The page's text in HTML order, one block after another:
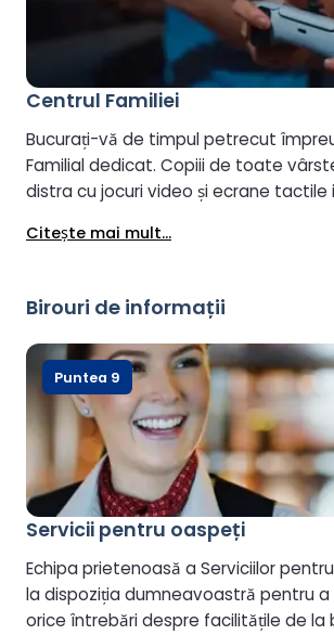
Centrul Familiei
Bucurați-vă de timpul petrecut
Familial dedicat. Copiii de toate
distra cu jocuri video și ecrane tactile
relaxa cu o delicatesă de la cafenea.
Citeşte mai mult...
Birouri de informații
Servicii pentru oaspeți
Echipa prietenoasă a Serviciilor
la dispoziția dumneavoastră pentru
orice întrebări despre facilitățile de la
Puntea 9